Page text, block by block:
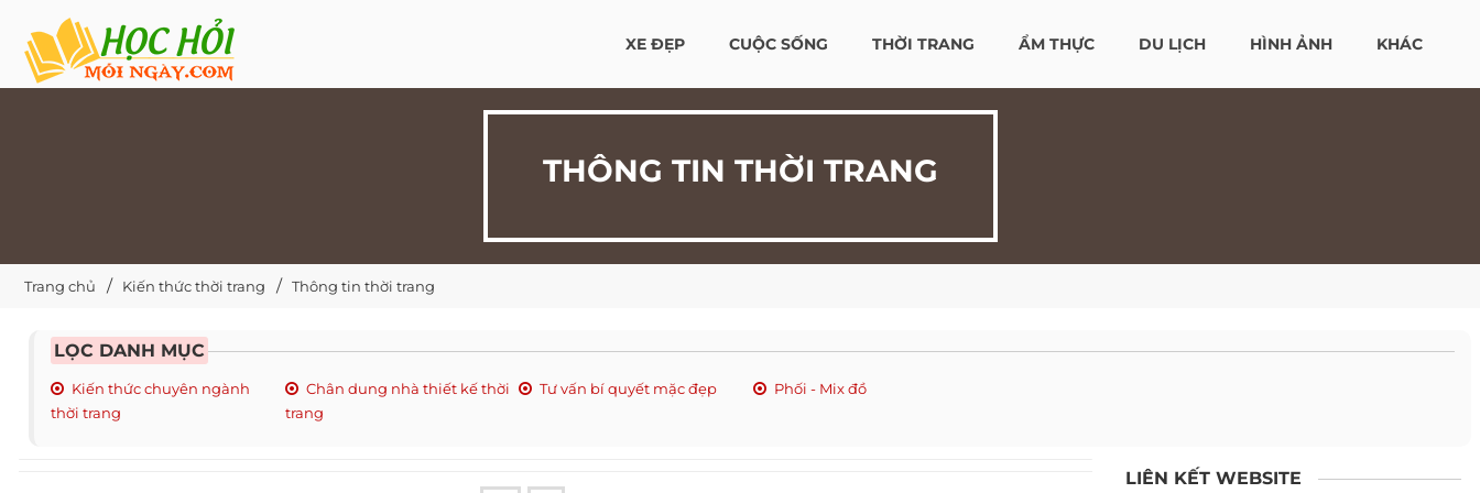
XE ĐẸP CUỘC SỐNG THỜI TRANG ẨM THỰC DU LỊCH HÌNH ẢNH KHÁC
THÔNG TIN THỜI TRANG
Trang chủ Kiến thức thời trang Thông tin thời trang
LỌC DANH MỤC
Kiến thức chuyên ngành
thời trang
Chân dung nhà thiết kế thời
trang
Tư vấn bí quyết mặc đẹp Phối - Mix đồ
LIÊN KẾT WEBSITE